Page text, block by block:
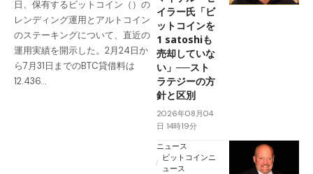
日、保有するビットコイン（）の
レンディング運用とアルトコイン
のステーキングについて、直近の
運用実績を開示した。2月24日か
ら7月31日までのBTC貸借料は
12.436…
イラー氏「ビ
ットコインを
1 satoshiも
売却していな
い」──スト
ラテジーの方
針と区別
2026年08月04
日 14時19分
ニュース
ビットコインニ
ュース